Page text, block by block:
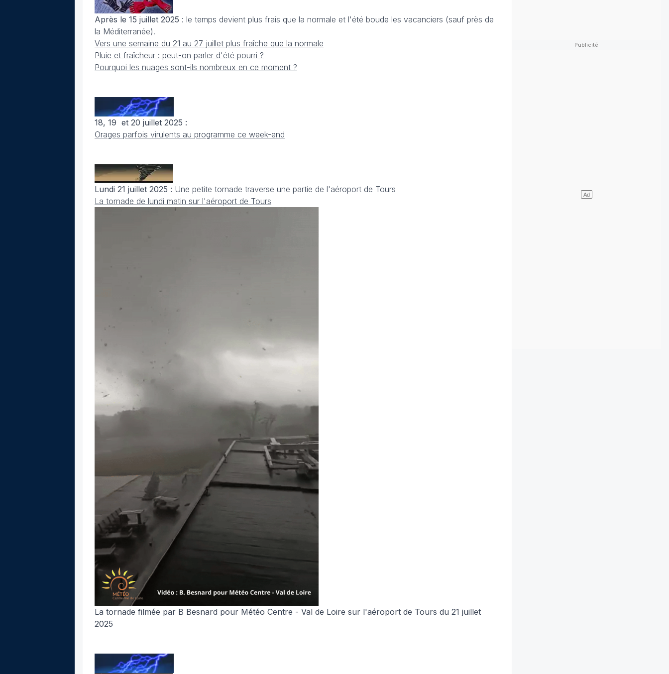
Après le 15 juillet 2025 : le temps devient plus frais que la normale et l'été boude les vacanciers (sauf près de
la Méditerranée).
Vers une semaine du 21 au 27 juillet plus fraîche que la normale
Pluie et fraîcheur : peut-on parler d'été pourri ?
Pourquoi les nuages sont-ils nombreux en ce moment ?
18, 19 et 20 juillet 2025 :
Orages parfois virulents au programme ce week-end
Lundi 21 juillet 2025 : Une petite tornade traverse une partie de l'aéroport de Tours
La tornade de lundi matin sur l'aéroport de Tours
La tornade filmée par B Besnard pour Météo Centre - Val de Loire sur l'aéroport de Tours du 21 juillet
2025